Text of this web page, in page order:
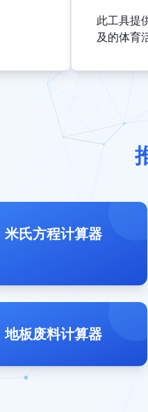
此工具提
及的体育
米氏方程计算器
地板废料计算器